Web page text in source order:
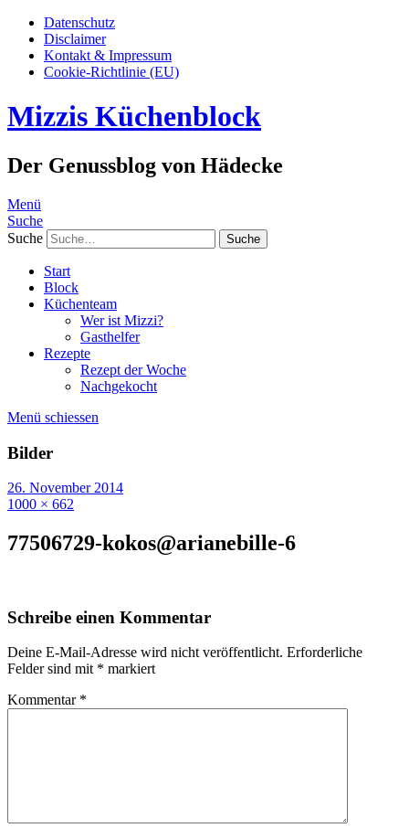
Datenschutz
Disclaimer
Kontakt & Impressum
Cookie-Richtlinie (EU)
Mizzis Küchenblock
Der Genussblog von Hädecke
Menü
Suche
Suche
Start
Block
Küchenteam
Wer ist Mizzi?
Gasthelfer
Rezepte
Rezept der Woche
Nachgekocht
Menü schiessen
Bilder
26. November 2014
1000 × 662
77506729-kokos@arianebille-6
Schreibe einen Kommentar
Deine E-Mail-Adresse wird nicht veröffentlicht. Erforderliche
Felder sind mit * markiert
Kommentar *